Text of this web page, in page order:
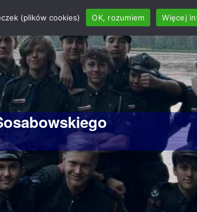
(plików cookies) OK, rozumiem Więcej